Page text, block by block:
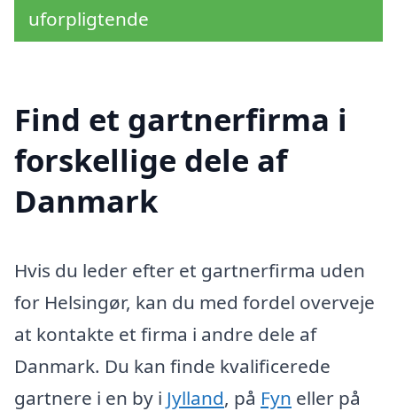
uforpligtende
Find et gartnerfirma i
forskellige dele af
Danmark
Hvis du leder efter et gartnerfirma uden
for Helsingør, kan du med fordel overveje
at kontakte et firma i andre dele af
Danmark. Du kan finde kvalificerede
gartnere i en by i Jylland, på Fyn eller på